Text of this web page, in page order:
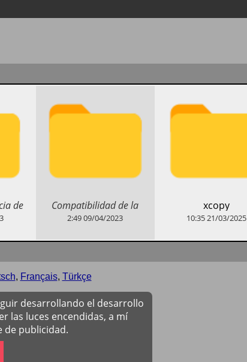
de
​Compatibilidad de la
estrategia de asignación de
superior
2:4909/04/2023
​xcopy
10:3521/03/2025
, Français, Türkçe
desarrollando el desarrollo
las luces encendidas, a mí
de publicidad.